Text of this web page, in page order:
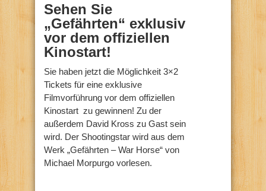
Sehen Sie
„Gefährten“ exklusiv
vor dem offiziellen
Kinostart!
Sie haben jetzt die Möglichkeit 3×2
Tickets für eine exklusive
Filmvorführung vor dem offiziellen
Kinostart zu gewinnen! Zu der
außerdem David Kross zu Gast sein
wird. Der Shootingstar wird aus dem
Werk „Gefährten – War Horse“ von
Michael Morpurgo vorlesen.